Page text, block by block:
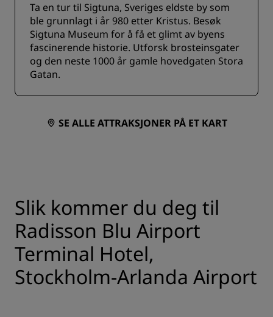
Ta en tur til Sigtuna, Sveriges eldste by som
ble grunnlagt i år 980 etter Kristus. Besøk
Sigtuna Museum for å få et glimt av byens
fascinerende historie. Utforsk brosteinsgater
og den neste 1000 år gamle hovedgaten Stora
Gatan.
SE ALLE ATTRAKSJONER PÅ ET KART
Slik kommer du deg til
Radisson Blu Airport
Terminal Hotel,
Stockholm-Arlanda Airport